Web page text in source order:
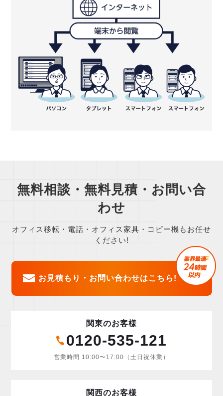
無料相談・無料見積・お問い合
わせ
オフィス移転・電話・オフィス家具・コピー機もお任せ
ください!
お見積もり・お問い合わせはこちら!
関東のお客様
0120-535-121
営業時間 10:00〜17:00（土日祝休業）
関西のお客様